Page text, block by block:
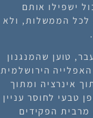
ישפילו אותם
לכל הממשלות, ולא
טוען שהמנגנון
הירושלמית
אינרציה ומתוך
טבעי לחוסר עניין
הפקידים